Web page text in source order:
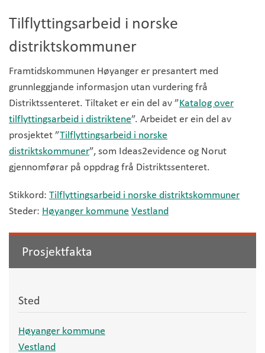
Tilflyttingsarbeid i norske
distriktskommuner
Framtidskommunen Høyanger er presantert med
grunnleggjande informasjon utan vurdering frå
Distriktssenteret. Tiltaket er ein del av ”Katalog over
tilflyttingsarbeid i distriktene”. Arbeidet er ein del av
prosjektet ”Tilflyttingsarbeid i norske
distriktskommuner”, som Ideas2evidence og Norut
gjennomførar på oppdrag frå Distriktssenteret.
Stikkord: Tilflyttingsarbeid i norske distriktskommuner
Steder: Høyanger kommune Vestland
Prosjektfakta
Sted
Høyanger kommune
Vestland